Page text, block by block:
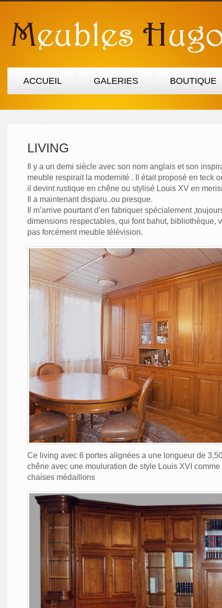
ACCUEIL GALERIES BOUTIQUE
LIVING
Il y a un demi siècle avec son nom anglais et son
meuble respirait la modernité . Il était proposé en teck
il devint rustique en chêne ou stylisé Louis XV en
Il a maintenant disparu..ou presque.
Il m’arrive pourtant d’en fabriquer spécialement
dimensions respectables, qui font bahut, bibliothèque,
pas forcément meuble télévision.
Ce living avec 6 portes alignées a une longueur de
chêne avec une mouluration de style Louis XVI
chaises médaillons